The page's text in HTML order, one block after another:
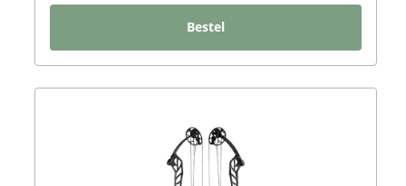
Bestel